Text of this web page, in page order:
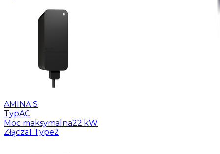
AMINA S
TypAC
Moc maksymalna22 kW
Złącza1 Type2